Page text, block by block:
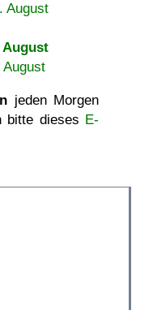
August
August
August
jeden Morgen
bitte dieses E-